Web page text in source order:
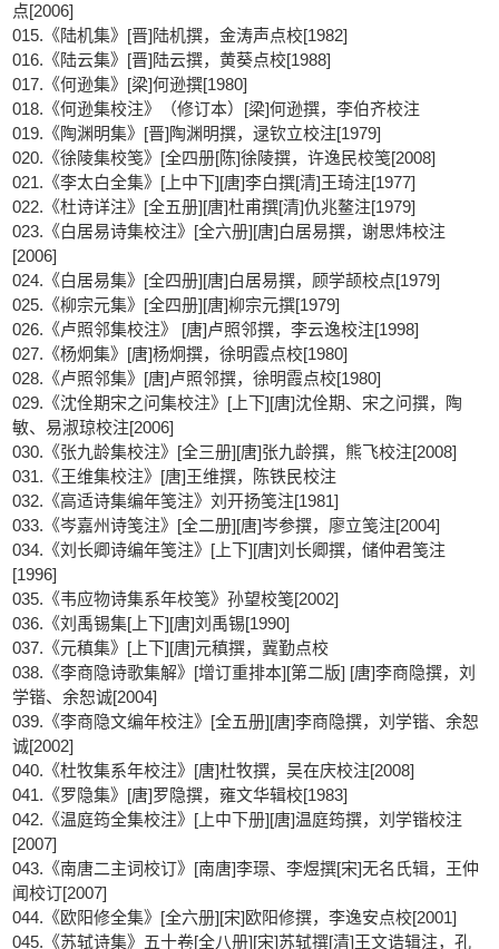
点[2006]
015.《陆机集》[晋]陆机撰，金涛声点校[1982]
016.《陆云集》[晋]陆云撰，黄葵点校[1988]
017.《何逊集》[梁]何逊撰[1980]
018.《何逊集校注》（修订本）[梁]何逊撰，李伯齐校注
019.《陶渊明集》[晋]陶渊明撰，逯钦立校注[1979]
020.《徐陵集校笺》[全四册[陈]徐陵撰，许逸民校笺[2008]
021.《李太白全集》[上中下][唐]李白撰[清]王琦注[1977]
022.《杜诗详注》[全五册][唐]杜甫撰[清]仇兆鳌注[1979]
023.《白居易诗集校注》[全六册][唐]白居易撰，谢思炜校注
[2006]
024.《白居易集》[全四册][唐]白居易撰，顾学颉校点[1979]
025.《柳宗元集》[全四册][唐]柳宗元撰[1979]
026.《卢照邻集校注》 [唐]卢照邻撰，李云逸校注[1998]
027.《杨炯集》[唐]杨炯撰，徐明霞点校[1980]
028.《卢照邻集》[唐]卢照邻撰，徐明霞点校[1980]
029.《沈佺期宋之问集校注》[上下][唐]沈佺期、宋之问撰，陶
敏、易淑琼校注[2006]
030.《张九龄集校注》[全三册][唐]张九龄撰，熊飞校注[2008]
031.《王维集校注》[唐]王维撰，陈铁民校注
032.《高适诗集编年笺注》刘开扬笺注[1981]
033.《岑嘉州诗笺注》[全二册][唐]岑参撰，廖立笺注[2004]
034.《刘长卿诗编年笺注》[上下][唐]刘长卿撰，储仲君笺注
[1996]
035.《韦应物诗集系年校笺》孙望校笺[2002]
036.《刘禹锡集[上下][唐]刘禹锡[1990]
037.《元稹集》[上下][唐]元稹撰，冀勤点校
038.《李商隐诗歌集解》[增订重排本][第二版] [唐]李商隐撰，刘
学锴、余恕诚[2004]
039.《李商隐文编年校注》[全五册][唐]李商隐撰，刘学锴、余恕
诚[2002]
040.《杜牧集系年校注》[唐]杜牧撰，吴在庆校注[2008]
041.《罗隐集》[唐]罗隐撰，雍文华辑校[1983]
042.《温庭筠全集校注》[上中下册][唐]温庭筠撰，刘学锴校注
[2007]
043.《南唐二主词校订》[南唐]李璟、李煜撰[宋]无名氏辑，王仲
闻校订[2007]
044.《欧阳修全集》[全六册][宋]欧阳修撰，李逸安点校[2001]
045.《苏轼诗集》五十卷[全八册][宋]苏轼撰[清]王文诰辑注，孔